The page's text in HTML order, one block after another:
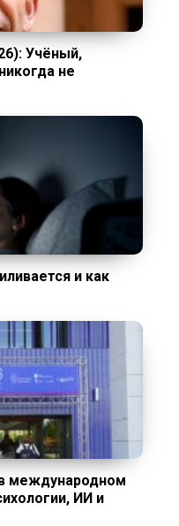
Учёный,
не
и как
международном
ИИ и